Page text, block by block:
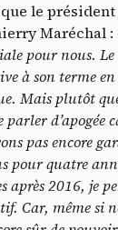
le
Maréchal :
pour nous. Le
à son terme
Mais plutôt
parler d’apogée
pas encore
pour quatre
après 2016, je
Car, même si